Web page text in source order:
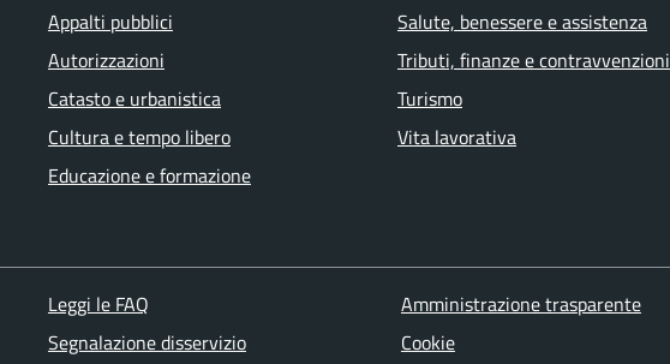
Appalti pubblici
Autorizzazioni
Catasto e urbanistica
Cultura e tempo libero
Educazione e formazione
Salute, benessere e assistenza
Tributi, finanze e contravvenzioni
Turismo
Vita lavorativa
Leggi le FAQ
Segnalazione disservizio
Amministrazione trasparente
Cookie